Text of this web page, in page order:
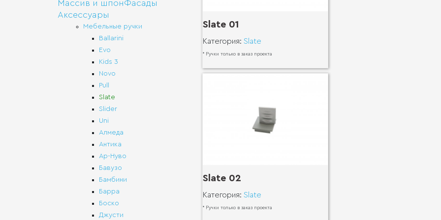
Массив и шпонФасады
Аксессуары
Мебельные ручки
Ballarini
Evo
Kids 3
Novo
Pull
Slate
Slider
Uni
Алмеда
Антика
Ар-Нуво
Бавузо
Бамбини
Барра
Боско
Джусти
Slate 01
Категория:Slate
* Ручки только в заказ проекта
Slate 02
Категория:Slate
* Ручки только в заказ проекта